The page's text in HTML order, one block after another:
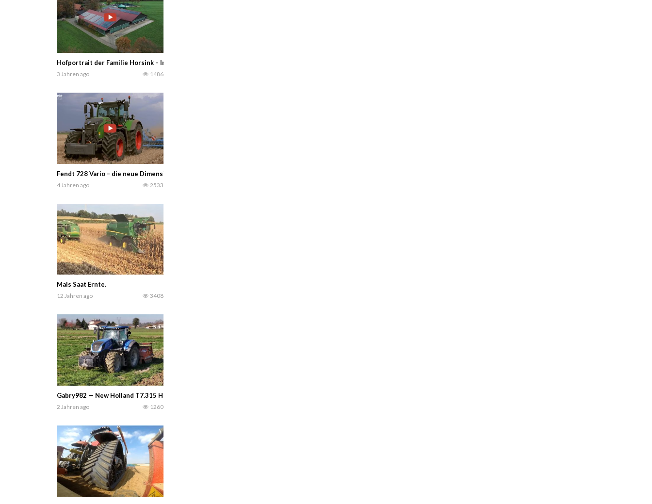
Hofportrait der Familie Horsink – In diesem Video stellen wir Familie Horsink vor, die sich mit ihrem Milcherzeugerbetrieb für den Milchlandpreis 2023 beworben hat — Milchland Niedersachsen
3 Jahren ago 1486
Fendt 728 Vario – die neue Dimension – landwirt-media.com 2022 – Wir konnten kürzlich den neuen Fendt 728 Vario Probe fahren. Die siebente Generation der Fendt Baureihe 700 hat einen
4 Jahren ago 2533
Mais Saat Ernte.
12 Jahren ago 3408
Gabry982 — New Holland T7.315 Heavy Duty in Italien intensiv im Einsatz
2 Jahren ago 1260